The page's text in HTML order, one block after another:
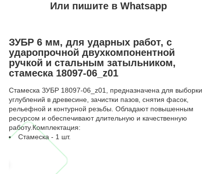
Или пишите в Whatsapp
ЗУБР 6 мм, для ударных работ, с
ударопрочной двухкомпонентной
ручкой и стальным затыльником,
стамеска 18097-06_z01
Стамеска ЗУБР 18097-06_z01, предназначена для выборки
углублений в древесине, зачистки пазов, снятия фасок,
рельефной и контурной резьбы. Обладают повышенным
ресурсом и обеспечивают длительную и качественную
работу.Комплектация:
Стамеска - 1 шт.